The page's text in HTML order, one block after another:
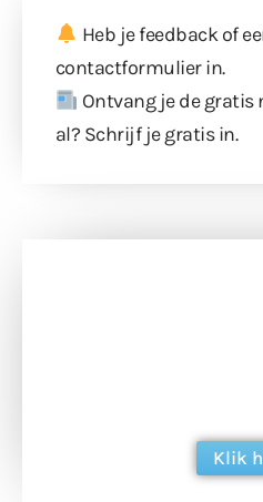
Heb je feedback of
contactformulierin.
Ontvang je de gratis
al? Schrijf je gratis in.
Klik